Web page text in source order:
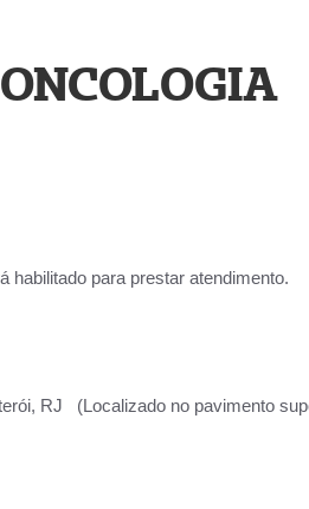
habilitado para prestar atendimento.
RJ (Localizado no pavimento